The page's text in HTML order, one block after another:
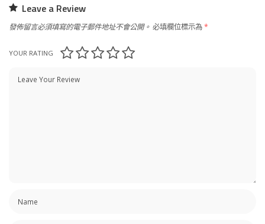
Leave a Review
發佈留言必須填寫的電子郵件地址不會公開。 必填欄位標示為*
YOUR RATING